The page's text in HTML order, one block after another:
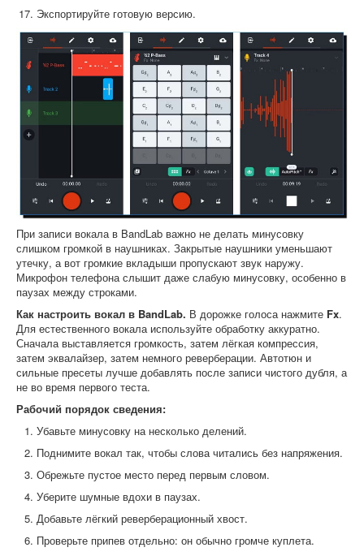
Экспортируйте готовую версию.
При записи вокала в BandLab важно не делать минусовку
слишком громкой в наушниках. Закрытые наушники уменьшают
утечку, а вот громкие вкладыши пропускают звук наружу.
Микрофон телефона слышит даже слабую минусовку, особенно в
паузах между строками.
Как настроить вокал в BandLab. В дорожке голоса нажмите Fx.
Для естественного вокала используйте обработку аккуратно.
Сначала выставляется громкость, затем лёгкая компрессия,
затем эквалайзер, затем немного реверберации. Автотюн и
сильные пресеты лучше добавлять после записи чистого дубля, а
не во время первого теста.
Рабочий порядок сведения:
Убавьте минусовку на несколько делений.
Поднимите вокал так, чтобы слова читались без напряжения.
Обрежьте пустое место перед первым словом.
Уберите шумные вдохи в паузах.
Добавьте лёгкий реверберационный хвост.
Проверьте припев отдельно: он обычно громче куплета.